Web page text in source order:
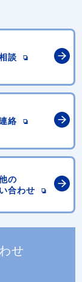
談
絡
の
合わせ
せ